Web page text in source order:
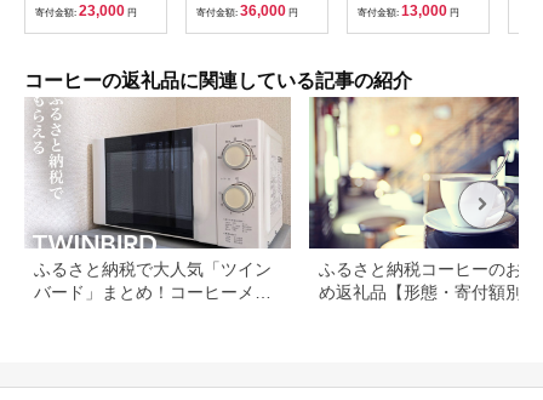
寄付金額: 23,000 円
料・ドリンク 粉 コー
ヒー・コーヒー豆 珈
_【1532951】
寄付金額: 36,000 円
ル ドリップポッド 静
岡県 富士市 [sf103-
寄付金額: 13,000 円
コーヒーの返礼品に関連している記事の紹介
ふるさと納税で大人気「ツイン
バード」まとめ！コーヒーメー
ふるさと納税コーヒーのおす
め返礼品【形態・寄付額別に